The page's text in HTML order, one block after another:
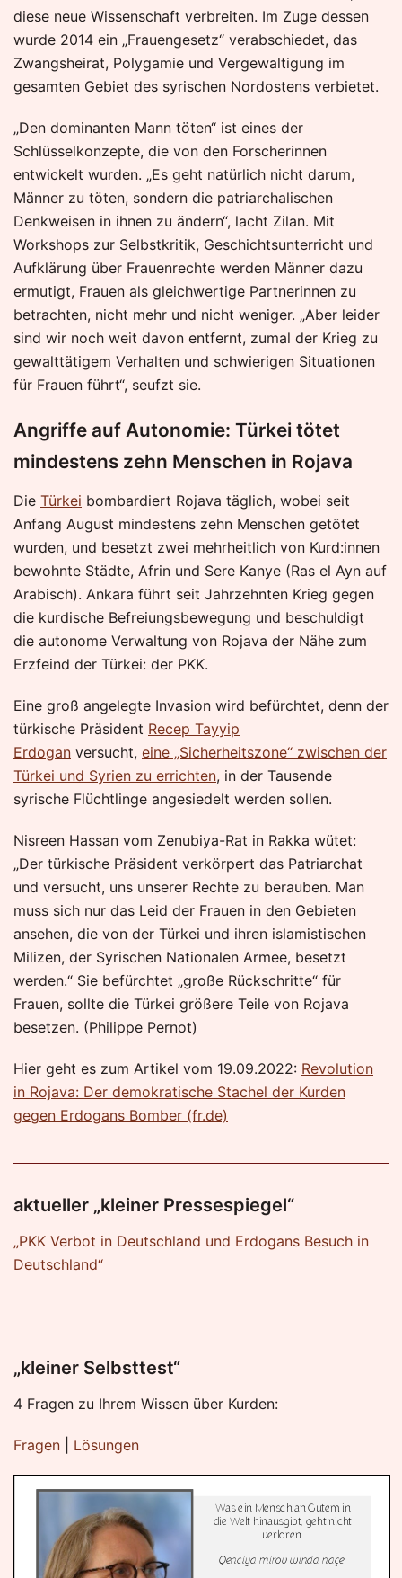
diese neue Wissenschaft verbreiten. Im Zuge dessen
wurde 2014 ein „Frauengesetz“ verabschiedet, das
Zwangsheirat, Polygamie und Vergewaltigung im
gesamten Gebiet des syrischen Nordostens verbietet.
„Den dominanten Mann töten“ ist eines der
Schlüsselkonzepte, die von den Forscherinnen
entwickelt wurden. „Es geht natürlich nicht darum,
Männer zu töten, sondern die patriarchalischen
Denkweisen in ihnen zu ändern“, lacht Zilan. Mit
Workshops zur Selbstkritik, Geschichtsunterricht und
Aufklärung über Frauenrechte werden Männer dazu
ermutigt, Frauen als gleichwertige Partnerinnen zu
betrachten, nicht mehr und nicht weniger. „Aber leider
sind wir noch weit davon entfernt, zumal der Krieg zu
gewalttätigem Verhalten und schwierigen Situationen
für Frauen führt“, seufzt sie.
Angriffe auf Autonomie: Türkei tötet
mindestens zehn Menschen in Rojava
Die Türkei bombardiert Rojava täglich, wobei seit
Anfang August mindestens zehn Menschen getötet
wurden, und besetzt zwei mehrheitlich von Kurd:innen
bewohnte Städte, Afrin und Sere Kanye (Ras el Ayn auf
Arabisch). Ankara führt seit Jahrzehnten Krieg gegen
die kurdische Befreiungsbewegung und beschuldigt
die autonome Verwaltung von Rojava der Nähe zum
Erzfeind der Türkei: der PKK.
Eine groß angelegte Invasion wird befürchtet, denn der
türkische Präsident Recep Tayyip
Erdogan versucht, eine „Sicherheitszone“ zwischen der
Türkei und Syrien zu errichten, in der Tausende
syrische Flüchtlinge angesiedelt werden sollen.
Nisreen Hassan vom Zenubiya-Rat in Rakka wütet:
„Der türkische Präsident verkörpert das Patriarchat
und versucht, uns unserer Rechte zu berauben. Man
muss sich nur das Leid der Frauen in den Gebieten
ansehen, die von der Türkei und ihren islamistischen
Milizen, der Syrischen Nationalen Armee, besetzt
werden.“ Sie befürchtet „große Rückschritte“ für
Frauen, sollte die Türkei größere Teile von Rojava
besetzen. (Philippe Pernot)
Hier geht es zum Artikel vom 19.09.2022: Revolution
in Rojava: Der demokratische Stachel der Kurden
gegen Erdogans Bomber (fr.de)
aktueller „kleiner Pressespiegel“
„PKK Verbot in Deutschland und Erdogans Besuch in
Deutschland“
„kleiner Selbsttest“
4 Fragen zu Ihrem Wissen über Kurden:
Fragen Lösungen